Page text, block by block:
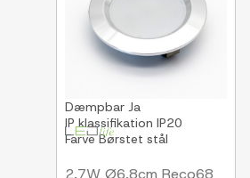
Dæmpbar Ja
IP klassifikation IP20
FarveBørstet stål
2,7W Ø6,8cm Reco68